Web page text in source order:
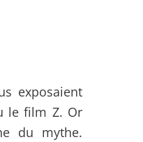
exposaient
le film Z. Or
du mythe.